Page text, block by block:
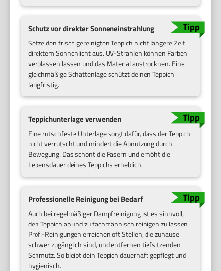
Schutz vor direkter Sonneneinstrahlung
Setze den frisch gereinigten Teppich nicht längere Zeit
direktem Sonnenlicht aus. UV-Strahlen können Farben
verblassen lassen und das Material austrocknen. Eine
gleichmäßige Schattenlage schützt deinen Teppich
langfristig.
Teppichunterlage verwenden
Eine rutschfeste Unterlage sorgt dafür, dass der Teppich
nicht verrutscht und mindert die Abnutzung durch
Bewegung. Das schont die Fasern und erhöht die
Lebensdauer deines Teppichs erheblich.
Professionelle Reinigung bei Bedarf
Auch bei regelmäßiger Dampfreinigung ist es sinnvoll,
den Teppich ab und zu fachmännisch reinigen zu lassen.
Profi-Reinigungen erreichen oft Stellen, die zuhause
schwer zugänglich sind, und entfernen tiefsitzenden
Schmutz. So bleibt dein Teppich dauerhaft gepflegt und
hygienisch.